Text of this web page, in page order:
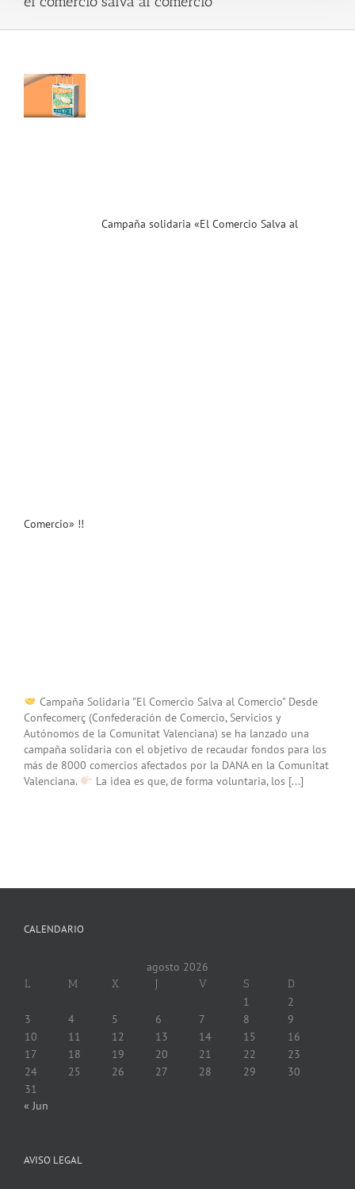
Campaña solidaria «El Comercio Salva al
Comercio» !!
Campaña Solidaria "El Comercio Salva al Comercio" Desde
Confecomerç (Confederación de Comercio, Servicios y
Autónomos de la Comunitat Valenciana) se ha lanzado una
campaña solidaria con el objetivo de recaudar fondos para los
más de 8000 comercios afectados por la DANA en la Comunitat
Valenciana.
La idea es que, de forma voluntaria, los [...]
CALENDARIO
agosto 2026
L M X J V S D
1
2
3
4 5 6 7 8
9
10
11 12 13 14 15
16
17
18 19 20 21 22
23
24
25 26 27 28 29
30
31
« Jun
AVISO LEGAL